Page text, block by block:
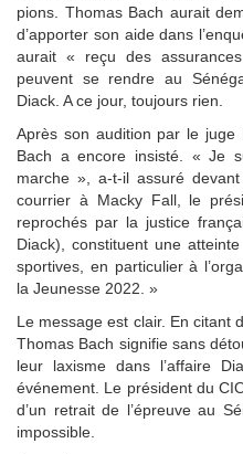
pions. Thomas Bach aurait
d’apporter son aide dans
aurait « reçu des
peuvent se rendre au
Diack. A ce jour, toujours rien.
Après son audition par le juge
Bach a encore insisté. « Je
marche », a-t-il assuré
courrier à Macky Fall, le
reprochés par la justice
Diack), constituent une
sportives, en particulier à
la Jeunesse 2022. »
Le message est clair. En citant
Thomas Bach signifie sans
leur laxisme dans l’affaire
événement. Le président du
d’un retrait de l’épreuve au
impossible.